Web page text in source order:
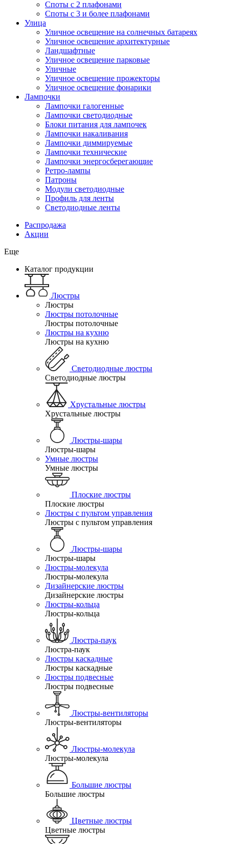
Споты с 2 плафонами
Споты с 3 и более плафонами
Улица
Уличное освещение на солнечных батареях
Уличное освещение архитектурные
Ландшафтные
Уличное освещение парковые
Уличные
Уличное освещение прожекторы
Уличное освещение фонарики
Лампочки
Лампочки галогенные
Лампочки светодиодные
Блоки питания для лампочек
Лампочки накаливания
Лампочки диммируемые
Лампочки технические
Лампочки энергосберегающие
Ретро-лампы
Патроны
Модули светодиодные
Профиль для ленты
Светодиодные ленты
Распродажа
Акции
Еще
Каталог продукции
Люстры
Люстры
Люстры потолочные
Люстры потолочные
Люстры на кухню
Люстры на кухню
Светодиодные люстры
Светодиодные люстры
Хрустальные люстры
Хрустальные люстры
Люстры-шары
Люстры-шары
Умные люстры
Умные люстры
Плоские люстры
Плоские люстры
Люстры с пультом управления
Люстры с пультом управления
Люстры-шары
Люстры-шары
Люстры-молекула
Люстры-молекула
Дизайнерские люстры
Дизайнерские люстры
Люстры-кольца
Люстры-кольца
Люстра-паук
Люстра-паук
Люстры каскадные
Люстры каскадные
Люстры подвесные
Люстры подвесные
Люстры-вентиляторы
Люстры-вентиляторы
Люстры-молекула
Люстры-молекула
Большие люстры
Большие люстры
Цветные люстры
Цветные люстры